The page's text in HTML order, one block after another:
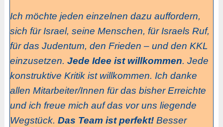
Ich möchte jeden einzelnen dazu auffordern,
sich für Israel, seine Menschen, für Israels Ruf,
für das Judentum, den Frieden – und den KKL
einzusetzen. Jede Idee ist willkommen. Jede
konstruktive Kritik ist willkommen. Ich danke
allen Mitarbeiter/Innen für das bisher Erreichte
und ich freue mich auf das vor uns liegende
Wegstück. Das Team ist perfekt!Besser